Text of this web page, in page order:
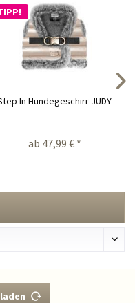
In Hundegeschirr JUDY
ab 47,99 € *